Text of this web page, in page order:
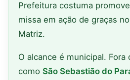
Prefeitura costuma
missa em ação de graças
Matriz.
O alcance é municipal. Fora
como São Sebastião do